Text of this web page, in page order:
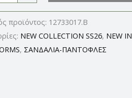
προϊόντος: 12733017.B
NEW COLLECTION SS26, NEW IN
, ΣΑΝΔΑΛΙΑ-ΠΑΝΤΟΦΛΕΣ